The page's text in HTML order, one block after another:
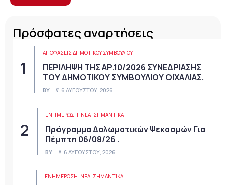
Πρόσφατες αναρτήσεις
ΑΠΟΦΆΣΕΙΣ ΔΗΜΟΤΙΚΟΎ ΣΥΜΒΟΥΛΊΟΥ
ΠΕΡΙΛΗΨΗ ΤΗΣ ΑΡ.10/2026 ΣΥΝΕΔΡΙΑΣΗΣ
ΤΟΥ ΔΗΜΟΤΙΚΟΥ ΣΥΜΒΟΥΛΙΟΥ ΟΙΧΑΛΙΑΣ.
BY 6 ΑΥΓΟΎΣΤΟΥ, 2026
ΕΝΗΜΕΡΩΣΗ ΝΈΑ ΣΗΜΑΝΤΙΚΆ
Πρόγραμμα Δολωματικών Ψεκασμών Για
Πέμπτη 06/08/26 .
BY 6 ΑΥΓΟΎΣΤΟΥ, 2026
ΕΝΗΜΕΡΩΣΗ ΝΈΑ ΣΗΜΑΝΤΙΚΆ